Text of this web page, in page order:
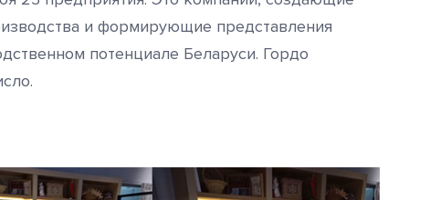
и формирующие представления
потенциале Беларуси. Гордо